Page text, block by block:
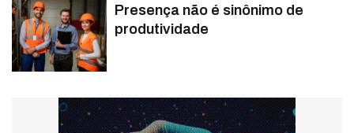
Presença não é sinônimo de
produtividade